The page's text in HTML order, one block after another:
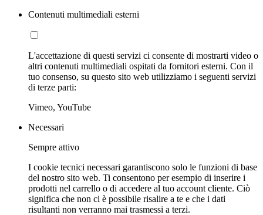
Contenuti multimediali esterni
L'accettazione di questi servizi ci consente di mostrarti video o
altri contenuti multimediali ospitati da fornitori esterni. Con il
tuo consenso, su questo sito web utilizziamo i seguenti servizi
di terze parti:
Vimeo, YouTube
Necessari
Sempre attivo
I cookie tecnici necessari garantiscono solo le funzioni di base
del nostro sito web. Ti consentono per esempio di inserire i
prodotti nel carrello o di accedere al tuo account cliente. Ciò
significa che non ci è possibile risalire a te e che i dati
risultanti non verranno mai trasmessi a terzi.